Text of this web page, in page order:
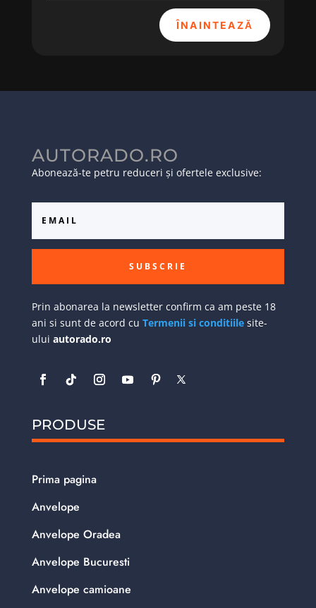
ÎNAINTEAZĂ
AUTORADO.RO
Abonează-te petru reduceri și ofertele exclusive:
SUBSCRIE
Prin abonarea la newsletter confirm ca am peste 18
ani si sunt de acord cu Termenii si conditiilesite-
ului autorado.ro
PRODUSE
Prima pagina
Anvelope
Anvelope Oradea
Anvelope Bucuresti
Anvelope camioane